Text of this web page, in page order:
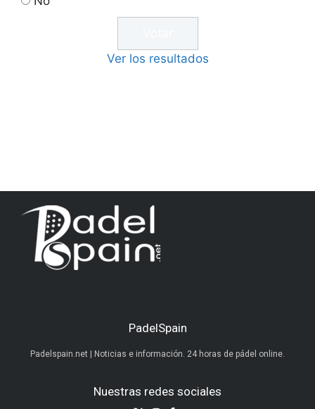
Ver los resultados
PadelSpain
Padelspain.net | Noticias e información. 24 horas de pádel online.
Nuestras redes sociales